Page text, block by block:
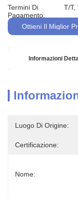
Termini Di
Pagamento:
T/T,
Ottieni Il Miglior
Informazioni
Luogo Di Origine:
Certificazione:
Nome: